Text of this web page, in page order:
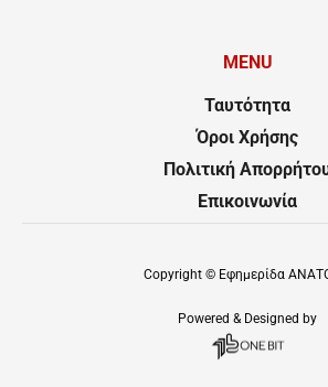
MENU
Ταυτότητα
Όροι Χρήσης
Πολιτική
Επικοινωνία
Copyright © Εφημερίδα
Powered & Designed by